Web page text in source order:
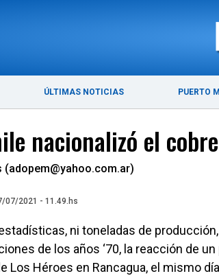
ÚLTIMAS NOTICIAS PUERTO
nacionalizó el cobre
07/2021 - 11.49.hs
ni toneladas de
de los años ‘70, la reacción de
Los Héroes en Rancagua, el mismo